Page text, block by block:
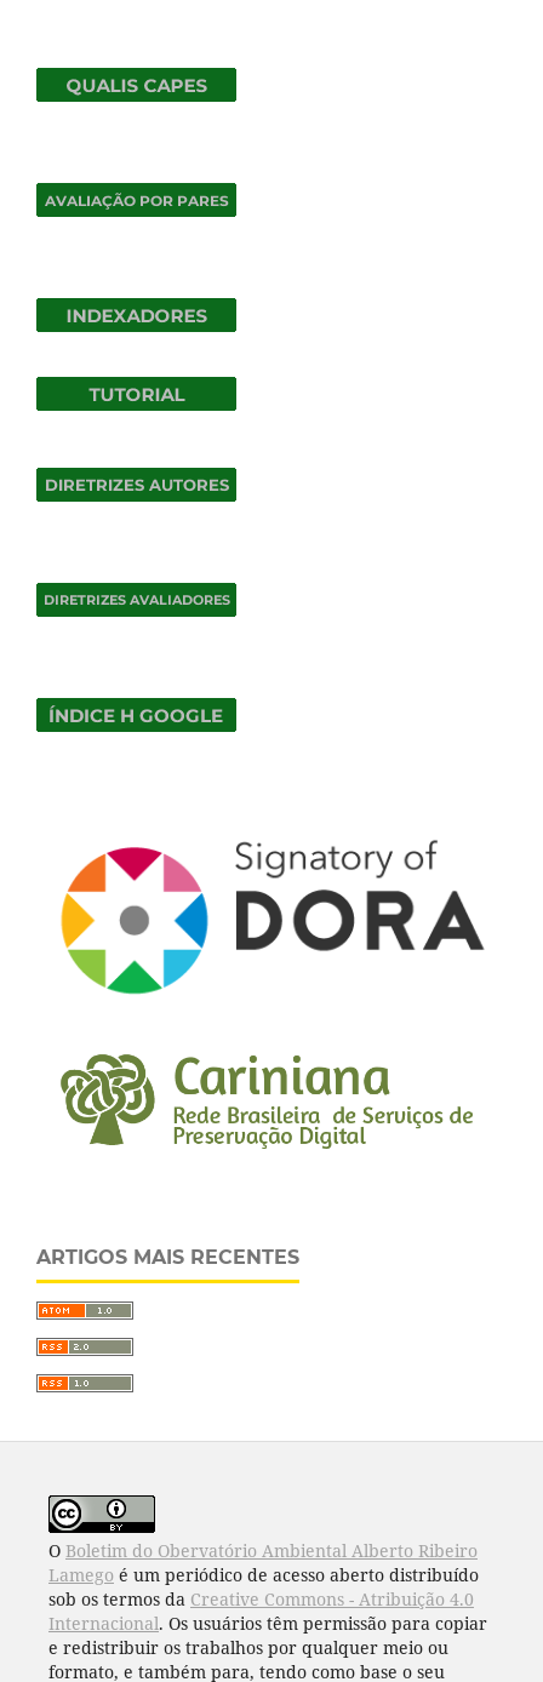
ARTIGOS MAIS RECENTES
O Boletim do Obervatório Ambiental Alberto Ribeiro
Lamego é um periódico de acesso aberto distribuído
sob os termos da Creative Commons - Atribuição 4.0
Internacional. Os usuários têm permissão para copiar
e redistribuir os trabalhos por qualquer meio ou
formato, e também para, tendo como base o seu